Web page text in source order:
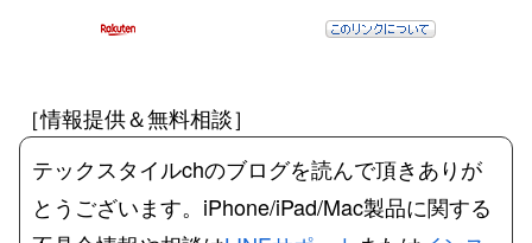
［情報提供＆無料相談］
テックスタイルchのブログを読んで頂きありが
とうございます。iPhone/iPad/Mac製品に関する